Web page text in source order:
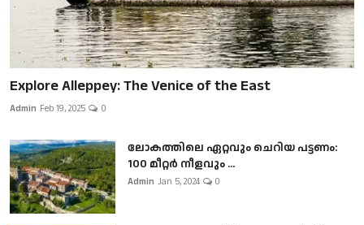
Explore Alleppey: The Venice of the East
Admin Feb 19, 2025 0
ലോകത്തിലെ ഏറ്റവും ചെറിയ പട്ടണം:
100 മീറ്റർ നീളവും ...
Admin Jan 5, 2024 0